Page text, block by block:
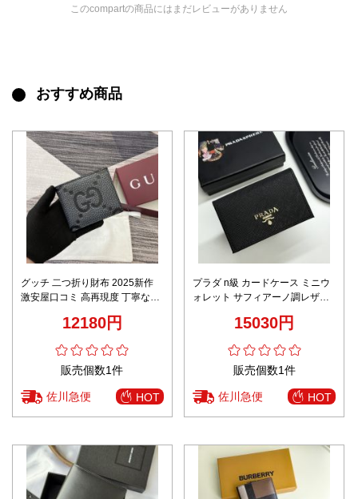
このcompartの商品にはまだレビューがありません
おすすめ商品
グッチ 二つ折り財布 2025新作
激安屋口コミ 高再現度 丁寧な縫
イト GG柄ブラック
12180円
販売個数1件
佐川急便 HOT
プラダ n級 カードケース ミニウ
ォレット サフィアーノ調レザー
15030円
販売個数1件
佐川急便 HOT